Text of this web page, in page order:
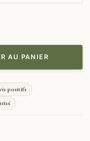
AU PANIER
positifs